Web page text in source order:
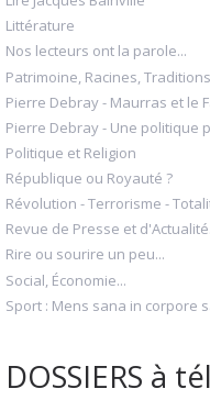
Littérature
Nos lecteurs ont la parole...
Patrimoine, Racines, Traditions
Pierre Debray - Maurras et le
Pierre Debray - Une politique
Politique et Religion
République ou Royauté ?
Révolution - Terrorisme -
Revue de Presse et
Rire ou sourire un peu...
Social, Économie...
Sport : Mens sana in corpore
DOSSIERS à